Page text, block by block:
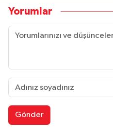
Yorumlar
Gönder